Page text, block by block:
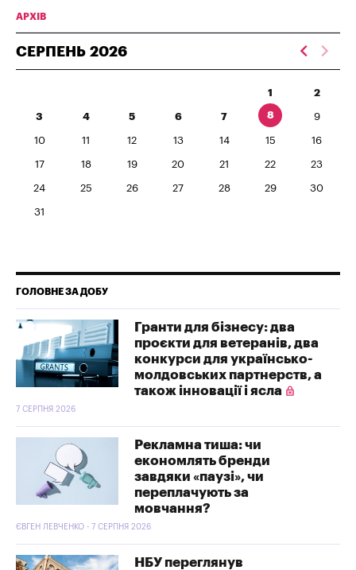
АРХІВ
СЕРПЕНЬ 2026
1 2
3 4 5 6 7 8 9
10 11 12 13 14 15 16
17 18 19 20 21 22 23
24 25 26 27 28 29 30
31
ГОЛОВНЕ ЗА ДОБУ
Гранти для бізнесу: два
проєкти для ветеранів, два
конкурси для українсько-
молдовських партнерств, а
також інновації і ясла
7 СЕРПНЯ 2026
Рекламна тиша: чи
економлять бренди
завдяки «паузі», чи
переплачують за
мовчання?
ЄВГЕН ЛЕВЧЕНКО - 7 СЕРПНЯ 2026
НБУ переглянув